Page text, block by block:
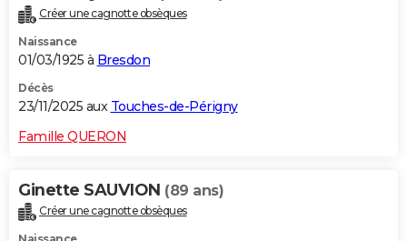
Créer une cagnotte obsèques
Naissance
01/03/1925 à Bresdon
Décès
23/11/2025 aux Touches-de-Périgny
Famille QUERON
Ginette SAUVION (89 ans)
Créer une cagnotte obsèques